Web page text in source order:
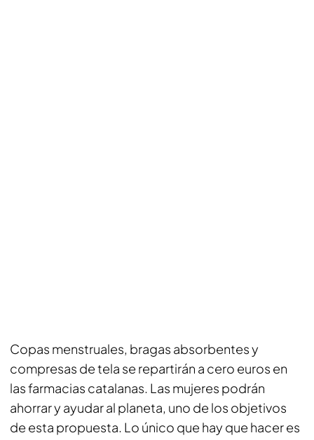
Copas menstruales, bragas absorbentes y
compresas de tela se repartirán a cero euros en
las farmacias catalanas. Las mujeres podrán
ahorrar y ayudar al planeta, uno de los objetivos
de esta propuesta. Lo único que hay que hacer es